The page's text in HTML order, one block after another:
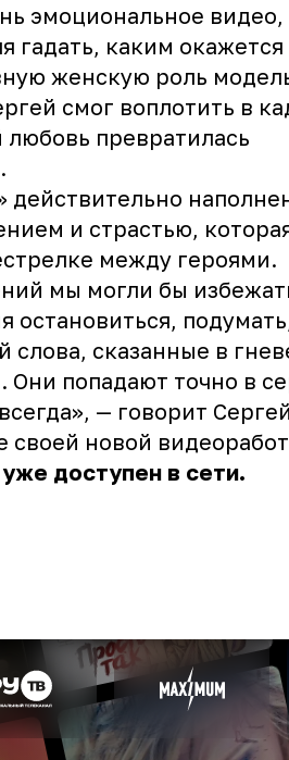
эмоциональное видео,
гадать, каким
женскую роль
смог воплотить в
превратилась
действительно
и страстью,
между героями.
мы могли бы
остановиться, подумать,
слова, сказанные в
Они попадают точно в
— говорит
своей новой
доступен в сети.